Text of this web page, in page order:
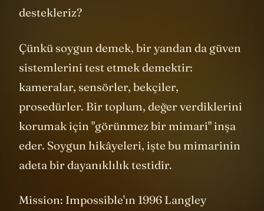
Kanun dışıdır. Öyleyse neden hırsızları
Çünkü soygun demek, bir yandan da güven
sistemlerini test etmek demektir:
kameralar, sensörler, bekçiler,
prosedürler. Bir toplum, değer verdiklerini
korumak için "görünmez bir mimari" inşa
eder. Soygun hikâyeleri, işte bu mimarinin